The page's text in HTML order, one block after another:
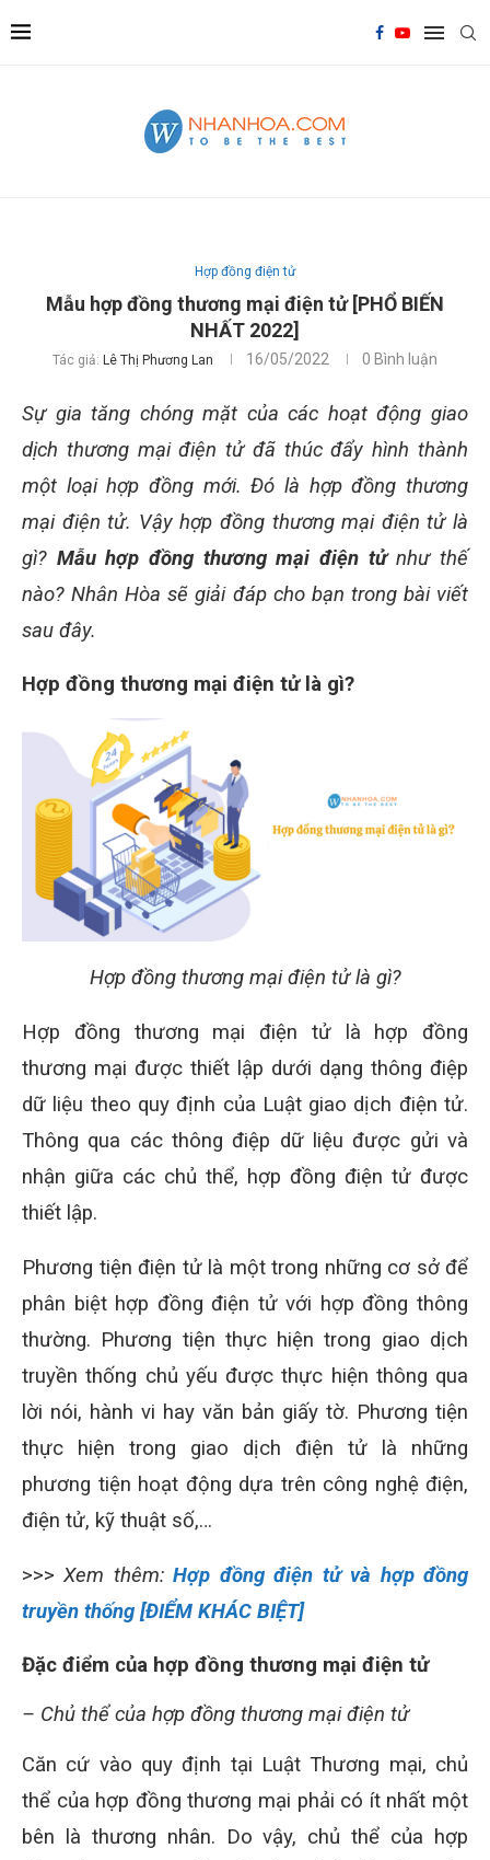
Hợp đồng điện tử
Mẫu hợp đồng thương mại điện tử [PHỔ BIẾN
NHẤT 2022]
Tác giả: Lê Thị Phương Lan 16/05/2022 0 Bình luận
Sự gia tăng chóng mặt của các hoạt động giao
dịch thương mại điện tử đã thúc đẩy hình thành
một loại hợp đồng mới. Đó là hợp đồng thương
mại điện tử. Vậy hợp đồng thương mại điện tử là
gì? Mẫu hợp đồng thương mại điện tửnhư thế
nào? Nhân Hòa sẽ giải đáp cho bạn trong bài viết
sau đây.
Hợp đồng thương mại điện tử là gì?
Hợp đồng thương mại điện tử là gì?
Hợp đồng thương mại điện tử là hợp đồng
thương mại được thiết lập dưới dạng thông điệp
dữ liệu theo quy định của Luật giao dịch điện tử.
Thông qua các thông điệp dữ liệu được gửi và
nhận giữa các chủ thể, hợp đồng điện tử được
thiết lập.
Phương tiện điện tử là một trong những cơ sở để
phân biệt hợp đồng điện tử với hợp đồng thông
thường. Phương tiện thực hiện trong giao dịch
truyền thống chủ yếu được thực hiện thông qua
lời nói, hành vi hay văn bản giấy tờ. Phương tiện
thực hiện trong giao dịch điện tử là những
phương tiện hoạt động dựa trên công nghệ điện,
điện tử, kỹ thuật số,…
>>>Xem thêm:Hợp đồng điện tử và hợp đồng
truyền thống [ĐIỂM KHÁC BIỆT]
Đặc điểm của hợp đồng thương mại điện tử
– Chủ thể của hợp đồng thương mại điện tử
Căn cứ vào quy định tại Luật Thương mại, chủ
thể của hợp đồng thương mại phải có ít nhất một
bên là thương nhân. Do vậy, chủ thể của hợp